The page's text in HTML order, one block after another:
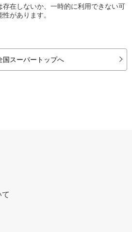
在しないか、一時的に利用できない可
性があります。
国スーパートップへ